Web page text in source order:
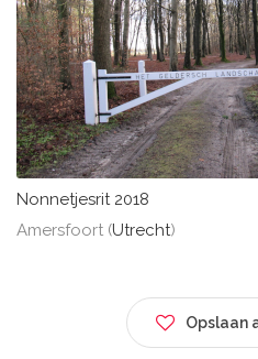
Nonnetjesrit 2018
Amersfoort (Utrecht)
Opslaan